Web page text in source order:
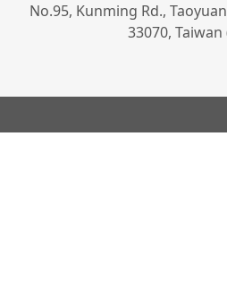
No.95, Kunming Rd.,
33070, Taiwan